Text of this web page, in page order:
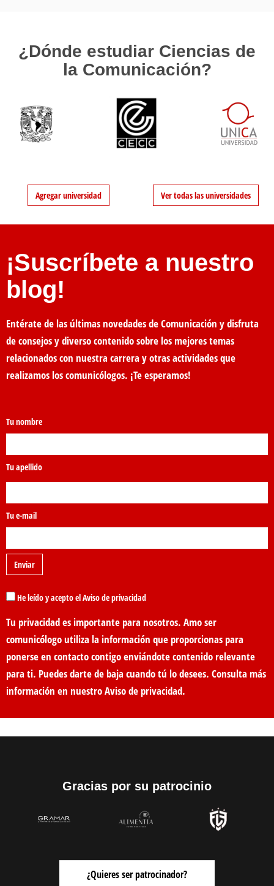
¿Dónde estudiar Ciencias de
la Comunicación?
Agregar universidad Ver todas las universidades
¡Suscríbete a nuestro
blog!
Entérate de las últimas novedades de Comunicación y disfruta
de consejos y diverso contenido sobre los mejores temas
relacionados con nuestra carrera y otras actividades que
realizamos los comunicólogos. ¡Te esperamos!
Tu nombre
Tu apellido
Tu e-mail
He leído y acepto el Aviso de privacidad
Tu privacidad es importante para nosotros. Amo ser
comunicólogo utiliza la información que proporcionas para
ponerse en contacto contigo enviándote contenido relevante
para ti. Puedes darte de baja cuando tú lo desees. Consulta más
información en nuestroAviso de privacidad.
Gracias por su patrocinio
¿Quieres ser patrocinador?